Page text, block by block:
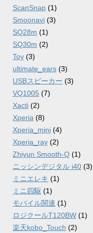
ScanSnap (1)
Smoonavi (3)
SQ28m (1)
SQ30m (2)
Toy (3)
ultimate_ears (3)
USBスピーカー (3)
VQ1005 (7)
Xacti (2)
Xperia (8)
Xperia_mini (4)
Xperia_ray (2)
Zhiyun Smooth-Q (1)
ニッシンデジタル i40 (3)
ミニエレキ (1)
ミニ四駆 (1)
モバイル関連 (1)
ロジクールT120BW (1)
楽天kobo_Touch (2)